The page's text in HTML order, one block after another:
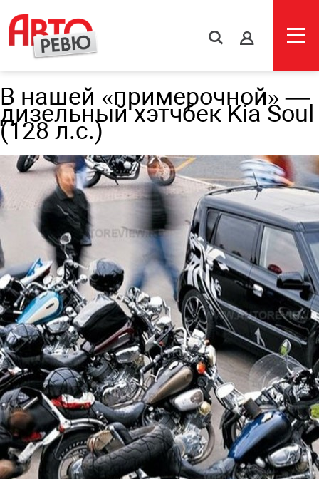
s
В нашей «примерочной» —
дизельный хэтчбек Kia Soul
(128 л.с.)